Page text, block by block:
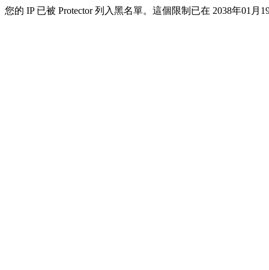
您的 IP 已被 Protector 列入黑名單。這個限制已在 2038年01月